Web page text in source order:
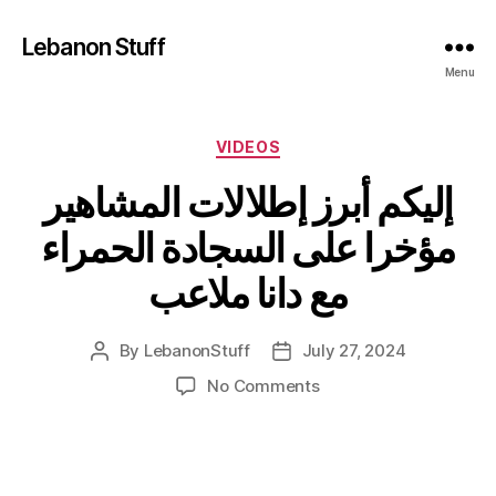
Lebanon Stuff
Menu
Categories
VIDEOS
إليكم أبرز إطلالات المشاهير
مؤخرا على السجادة الحمراء
مع دانا ملاعب
Post
By LebanonStuff
PostJuly 27, 2024
No Commentson